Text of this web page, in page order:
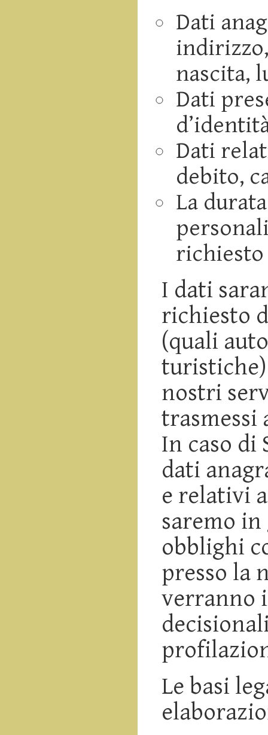
Dati
nascita,
Dati
Dati
debito,
La
richiesto
I dati
richiesto
(quali
nostri
trasmessi
In caso di
dati
e relativi
saremo
obblighi
presso la
verranno
Le basi